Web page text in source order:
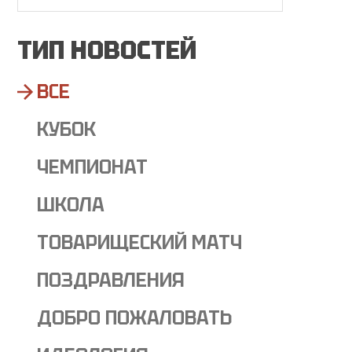
ТИП НОВОСТЕЙ
ВСЕ
КУБОК
ЧЕМПИОНАТ
ШКОЛА
ТОВАРИЩЕСКИЙ МАТЧ
ПОЗДРАВЛЕНИЯ
ДОБРО ПОЖАЛОВАТЬ